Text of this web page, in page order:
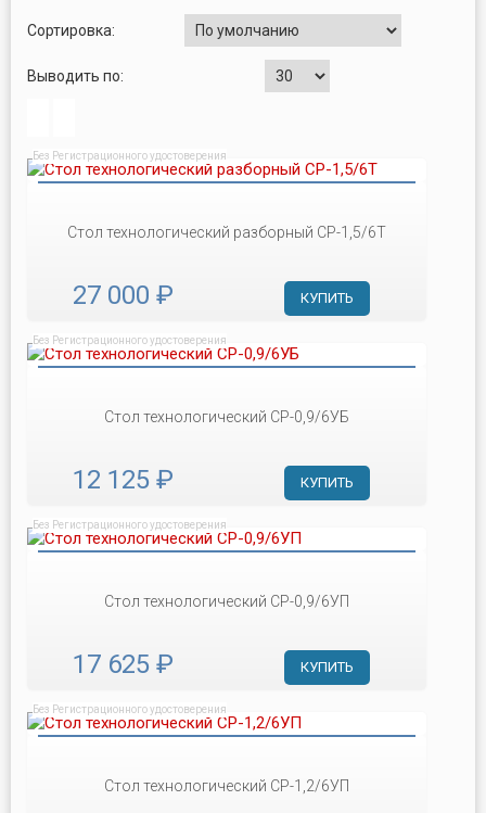
Сортировка:
Выводить по:
Стол технологический разборный СР-1,5/6Т
Без Регистрационного удостоверения
27 000 ₽ КУПИТЬ
Стол технологический СР-0,9/6УБ
Без Регистрационного удостоверения
12 125 ₽ КУПИТЬ
Стол технологический СР-0,9/6УП
Без Регистрационного удостоверения
17 625 ₽ КУПИТЬ
Стол технологический СР-1,2/6УП
Без Регистрационного удостоверения